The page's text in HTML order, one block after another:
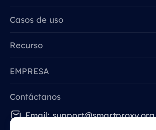
Casos de uso
Recurso
EMPRESA
Contáctanos
Email: support@smartproxy.org